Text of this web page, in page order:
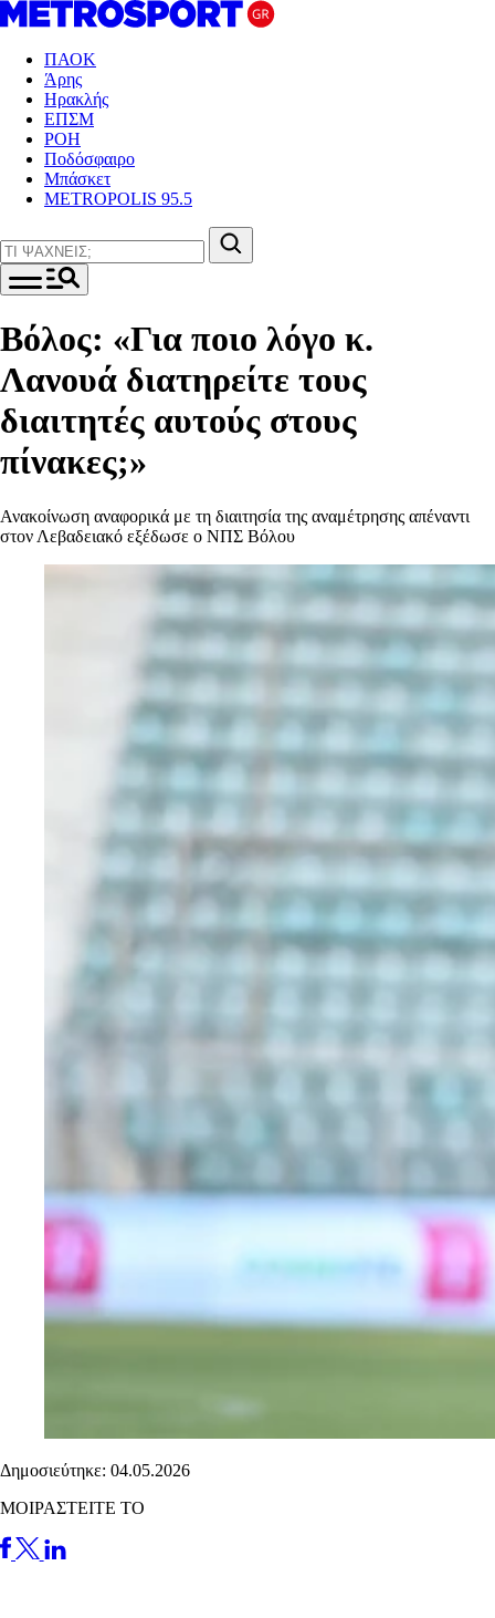
ΠΑΟΚ
Άρης
Ηρακλής
ΕΠΣΜ
ΡΟΗ
Ποδόσφαιρο
Μπάσκετ
METROPOLIS 95.5
Βόλος: «Για ποιο λόγο κ.
Λανουά διατηρείτε τους
διαιτητές αυτούς στους
πίνακες;»
Ανακοίνωση αναφορικά με τη διαιτησία της αναμέτρησης απέναντι
στον Λεβαδειακό εξέδωσε ο ΝΠΣ Βόλου
Δημοσιεύτηκε: 04.05.2026
ΜΟΙΡΑΣΤΕΙΤΕ ΤΟ